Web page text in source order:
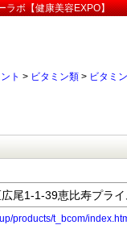
ボ【健康美容EXPO】
ト > ビタミン類 > ビタミ
尾1-1-39恵比寿プラ
products/t_bcom/